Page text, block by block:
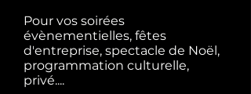
Pour vos soirées
évènementielles, fêtes
d'entreprise, spectacle de Noël,
programmation culturelle,
privé....